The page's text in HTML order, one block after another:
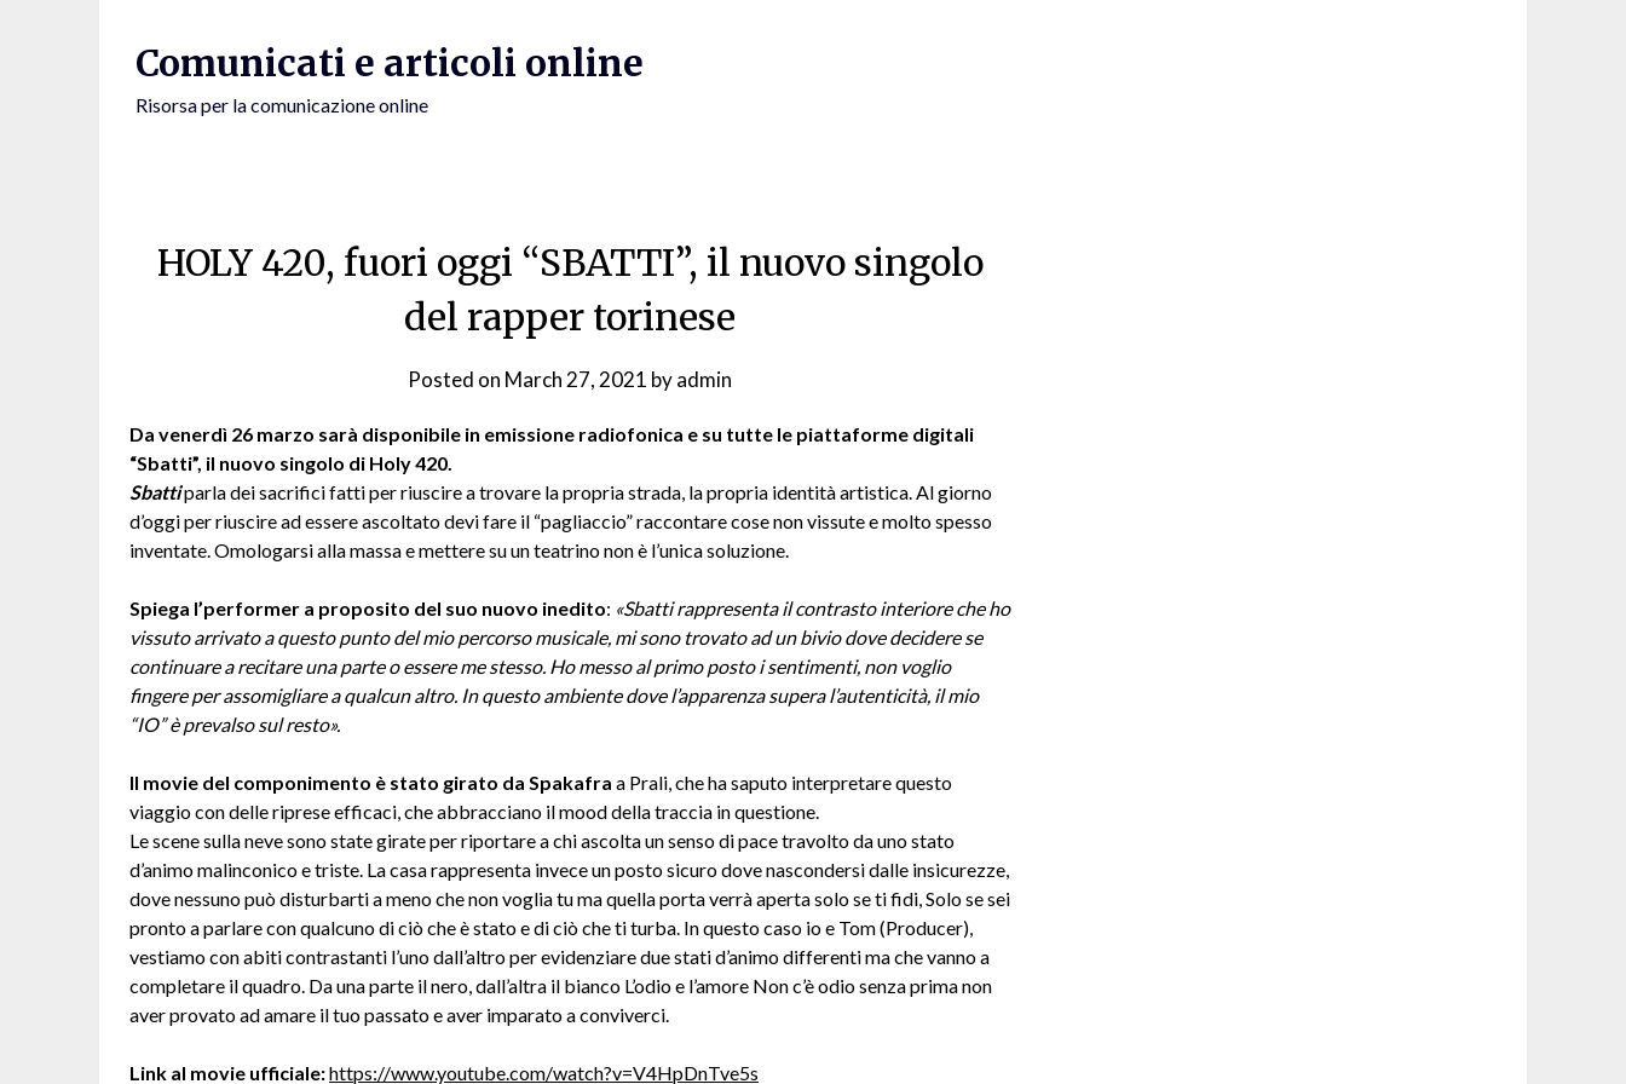
Comunicati e articoli online
Risorsa per la comunicazione online
HOLY 420, fuori oggi “SBATTI”, il nuovo singolo
del rapper torinese
Posted on March 27, 2021 byadmin
Da venerdì 26 marzo sarà disponibile in emissione radiofonica e su tutte le piattaforme digitali
“Sbatti”, il nuovo singolo di Holy 420.
Sbattiparla dei sacrifici fatti per riuscire a trovare la propria strada, la propria identità artistica. Al giorno
d’oggi per riuscire ad essere ascoltato devi fare il “pagliaccio” raccontare cose non vissute e molto spesso
inventate. Omologarsi alla massa e mettere su un teatrino non è l’unica soluzione.
Spiega l’performer a proposito del suo nuovo inedito: «Sbatti rappresenta il contrasto interiore che ho
vissuto arrivato a questo punto del mio percorso musicale, mi sono trovato ad un bivio dove decidere se
continuare a recitare una parte o essere me stesso. Ho messo al primo posto i sentimenti, non voglio
fingere per assomigliare a qualcun altro. In questo ambiente dove l’apparenza supera l’autenticità, il mio
“IO” è prevalso sul resto».
Il movie del componimento è stato girato da Spakafra a Prali, che ha saputo interpretare questo
viaggio con delle riprese efficaci, che abbracciano il mood della traccia in questione.
Le scene sulla neve sono state girate per riportare a chi ascolta un senso di pace travolto da uno stato
d’animo malinconico e triste. La casa rappresenta invece un posto sicuro dove nascondersi dalle insicurezze,
dove nessuno può disturbarti a meno che non voglia tu ma quella porta verrà aperta solo se ti fidi, Solo se sei
pronto a parlare con qualcuno di ciò che è stato e di ciò che ti turba. In questo caso io e Tom (Producer),
vestiamo con abiti contrastanti l’uno dall’altro per evidenziare due stati d’animo differenti ma che vanno a
completare il quadro. Da una parte il nero, dall’altra il bianco L’odio e l’amore Non c’è odio senza prima non
aver provato ad amare il tuo passato e aver imparato a conviverci.
Link al movie ufficiale:https://www.youtube.com/watch?v=V4HpDnTve5s